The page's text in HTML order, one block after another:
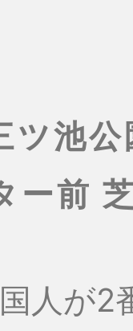
ツ池公
ー前
人が2